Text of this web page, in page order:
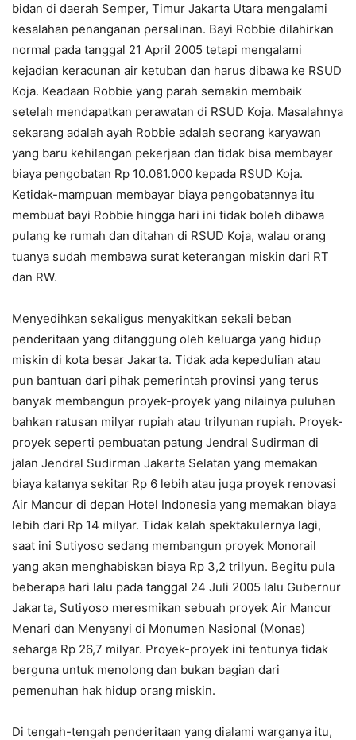
bidan di daerah Semper, Timur Jakarta Utara mengalami
kesalahan penanganan persalinan. Bayi Robbie dilahirkan
normal pada tanggal 21 April 2005 tetapi mengalami
kejadian keracunan air ketuban dan harus dibawa ke RSUD
Koja. Keadaan Robbie yang parah semakin membaik
setelah mendapatkan perawatan di RSUD Koja. Masalahnya
sekarang adalah ayah Robbie adalah seorang karyawan
yang baru kehilangan pekerjaan dan tidak bisa membayar
biaya pengobatan Rp 10.081.000 kepada RSUD Koja.
Ketidak-mampuan membayar biaya pengobatannya itu
membuat bayi Robbie hingga hari ini tidak boleh dibawa
pulang ke rumah dan ditahan di RSUD Koja, walau orang
tuanya sudah membawa surat keterangan miskin dari RT
dan RW.
Menyedihkan sekaligus menyakitkan sekali beban
penderitaan yang ditanggung oleh keluarga yang hidup
miskin di kota besar Jakarta. Tidak ada kepedulian atau
pun bantuan dari pihak pemerintah provinsi yang terus
banyak membangun proyek-proyek yang nilainya puluhan
bahkan ratusan milyar rupiah atau trilyunan rupiah. Proyek-
proyek seperti pembuatan patung Jendral Sudirman di
jalan Jendral Sudirman Jakarta Selatan yang memakan
biaya katanya sekitar Rp 6 lebih atau juga proyek renovasi
Air Mancur di depan Hotel Indonesia yang memakan biaya
lebih dari Rp 14 milyar. Tidak kalah spektakulernya lagi,
saat ini Sutiyoso sedang membangun proyek Monorail
yang akan menghabiskan biaya Rp 3,2 trilyun. Begitu pula
beberapa hari lalu pada tanggal 24 Juli 2005 lalu Gubernur
Jakarta, Sutiyoso meresmikan sebuah proyek Air Mancur
Menari dan Menyanyi di Monumen Nasional (Monas)
seharga Rp 26,7 milyar. Proyek-proyek ini tentunya tidak
berguna untuk menolong dan bukan bagian dari
pemenuhan hak hidup orang miskin.
Di tengah-tengah penderitaan yang dialami warganya itu,